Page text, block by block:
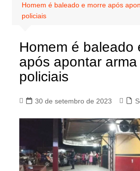
Homem é baleado e morre após
policiais
Homem é baleado
após apontar
policiais
30 de setembro de 2023